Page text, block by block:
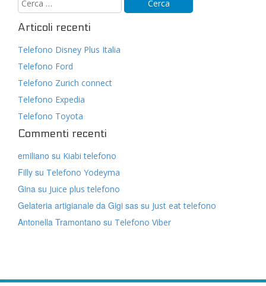
Articoli recenti
Telefono Disney Plus Italia
Telefono Ford
Telefono Zurich connect
Telefono Expedia
Telefono Toyota
Commenti recenti
emiliano su Kiabi telefono
Filly su Telefono Yodeyma
Gina su Juice plus telefono
Gelateria artigianale da Gigi sas su Just eat telefono
Antonella Tramontano su Telefono Viber